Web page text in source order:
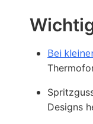
Bei
Designs